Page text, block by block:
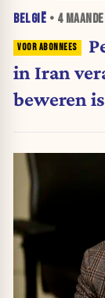
BELGIË • 4
in Iran
beweren